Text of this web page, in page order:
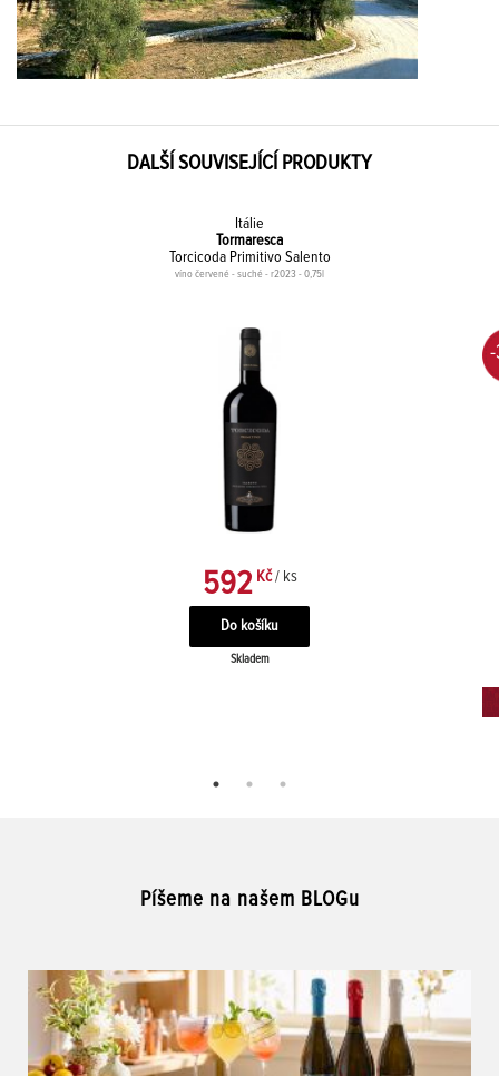
DALŠÍ SOUVISEJÍCÍ PRODUKTY
Itálie
Tormaresca
Torcicoda Primitivo Salento
víno červené - suché - r2023 - 0,75l
592 Kč / ks
Skladem
Píšeme na našem BLOGu